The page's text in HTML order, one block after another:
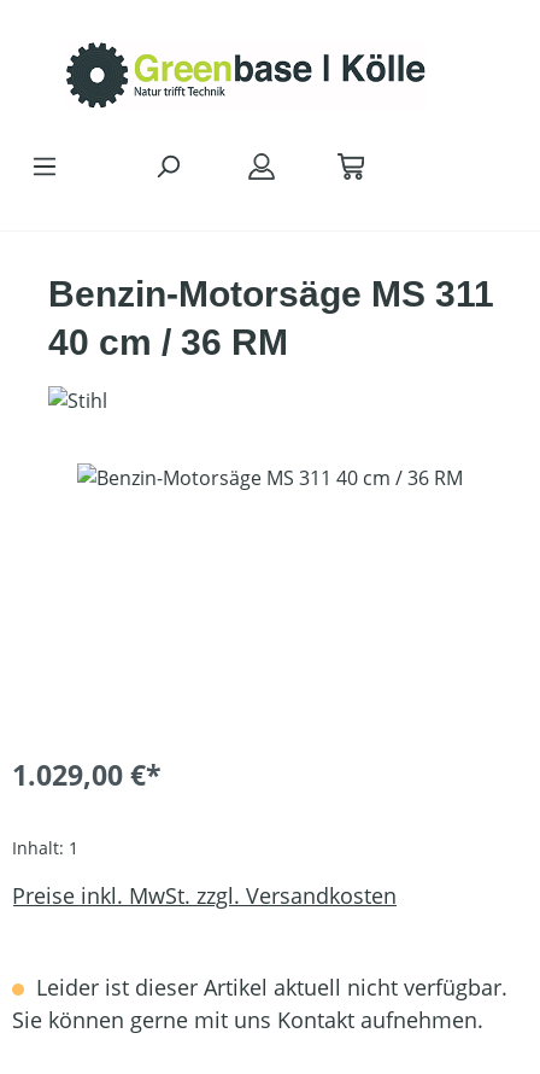
Benzin-Motorsäge MS 311
40 cm / 36 RM
Bildergalerie überspringen
1.029,00 €*
Inhalt: 1
Preise inkl. MwSt. zzgl. Versandkosten
Leider ist dieser Artikel aktuell nicht verfügbar.
Sie können gerne mit uns Kontakt aufnehmen.